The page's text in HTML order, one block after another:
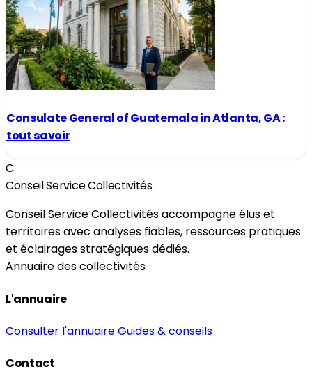
Consulate General of Guatemala in Atlanta, GA :
tout savoir
C
Conseil Service Collectivités
Conseil Service Collectivités accompagne élus et
territoires avec analyses fiables, ressources pratiques
et éclairages stratégiques dédiés.
Annuaire des collectivités
L'annuaire
Consulter l'annuaireGuides & conseils
Contact